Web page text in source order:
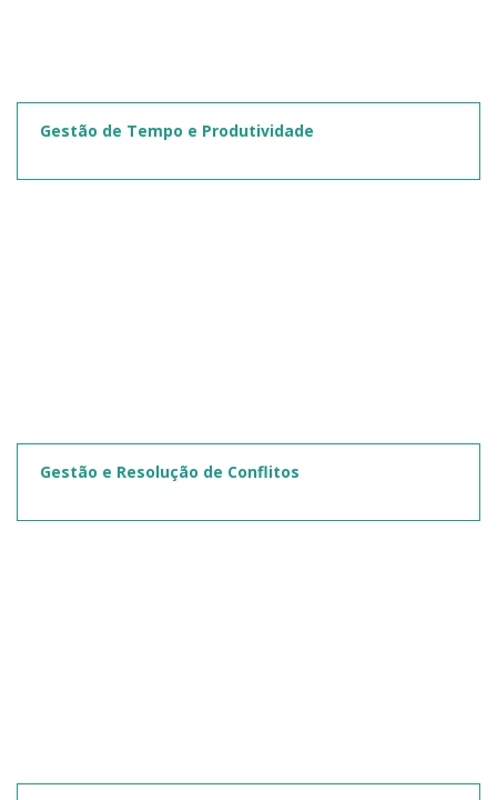
Gestão de Tempo e Produtividade
Gestão e Resolução de Conflitos